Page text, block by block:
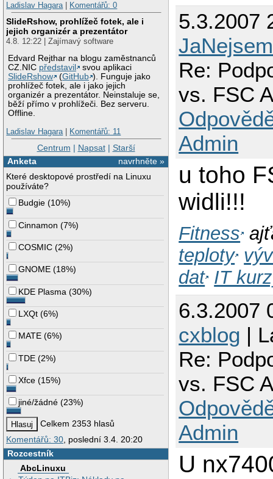
Ladislav Hagara| Komentářů: 0
SlideRshow, prohlížeč fotek, ale i
jejich organizér a prezentátor
4.8. 12:22 | Zajímavý software
Edvard Rejthar na blogu zaměstnanců
CZ.NIC představil
svou aplikaci
SlideRshow
(GitHub ). Funguje jako
prohlížeč fotek, ale i jako jejich
organizér a prezentátor. Neinstaluje se,
běží přímo v prohlížeči. Bez serveru.
Offline.
Ladislav Hagara| Komentářů: 11
Centrum | Napsat| Starší
navrhněte »
Anketa
Které desktopové prostředí na Linuxu
používáte?
Budgie (10%)
Cinnamon (7%)
COSMIC (2%)
GNOME (18%)
KDE Plasma (30%)
LXQt (6%)
MATE (6%)
TDE (2%)
Xfce (15%)
jiné/žádné (23%)
Celkem 2353 hlasů
Komentářů: 30 , poslední 3.4. 20:20
Rozcestník
AbcLinuxu
5.3.2007
Re:
vs. FSC
Admin
u toho
widli!!!
Fitness
teploty
dat IT
6.3.2007
cxblog |
Re:
vs. FSC
Admin
U